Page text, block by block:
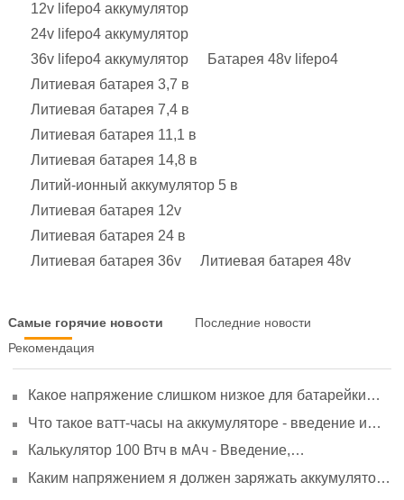
12v lifepo4 аккумулятор
24v lifepo4 аккумулятор
36v lifepo4 аккумулятор
Батарея 48v lifepo4
Литиевая батарея 3,7 в
Литиевая батарея 7,4 в
Литиевая батарея 11,1 в
Литиевая батарея 14,8 в
Литий-ионный аккумулятор 5 в
Литиевая батарея 12v
Литиевая батарея 24 в
Литиевая батарея 36v
Литиевая батарея 48v
Самые горячие новости
Последние новости
Рекомендация
Какое напряжение слишком низкое для батарейки
старение
Что такое ватт-часы на аккумуляторе - введение и
Калькулятор 100 Втч в мАч - Введение,
Каким напряжением я должен заряжать аккумулятор